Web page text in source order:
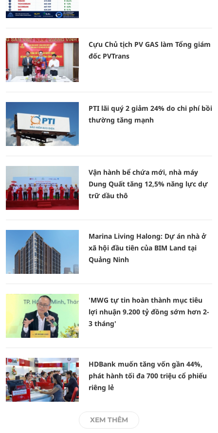
Cựu Chủ tịch PV GAS làm Tổng giám
đốc PVTrans
PTI lãi quý 2 giảm 24% do chi phí bồi
thường tăng mạnh
Vận hành bể chứa mới, nhà máy
Dung Quất tăng 12,5% năng lực dự
trữ dầu thô
Marina Living Halong: Dự án nhà ở
xã hội đầu tiên của BIM Land tại
Quảng Ninh
'MWG tự tin hoàn thành mục tiêu
lợi nhuận 9.200 tỷ đồng sớm hơn 2-
3 tháng'
HDBank muốn tăng vốn gần 44%,
phát hành tối đa 700 triệu cổ phiếu
riêng lẻ
XEM THÊM